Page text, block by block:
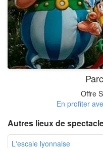
Offre
En profiter
Autres lieux de
L'escale lyonnaise